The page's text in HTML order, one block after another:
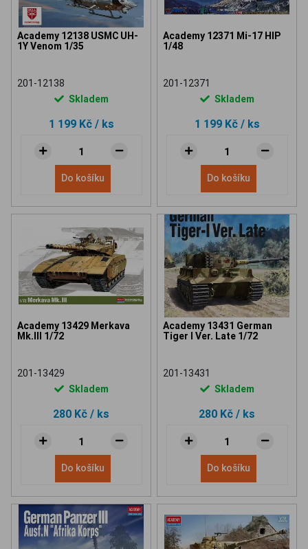
Academy 12138 USMC UH-
1Y Venom 1/35
201-12138
Skladem
1 199 Kč / ks
Do košíku
Academy 12371 Mi-17 HIP
1/48
201-12371
Skladem
1 199 Kč / ks
Do košíku
Academy 13429 Merkava
Mk.III 1/72
201-13429
Skladem
280 Kč / ks
Do košíku
Academy 13431 German
Tiger I Ver. Late 1/72
201-13431
Skladem
280 Kč / ks
Do košíku